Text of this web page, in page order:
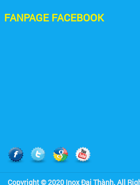
FANPAGE FACEBOOK
Copyright © 2020 Inox Đại Thành. All